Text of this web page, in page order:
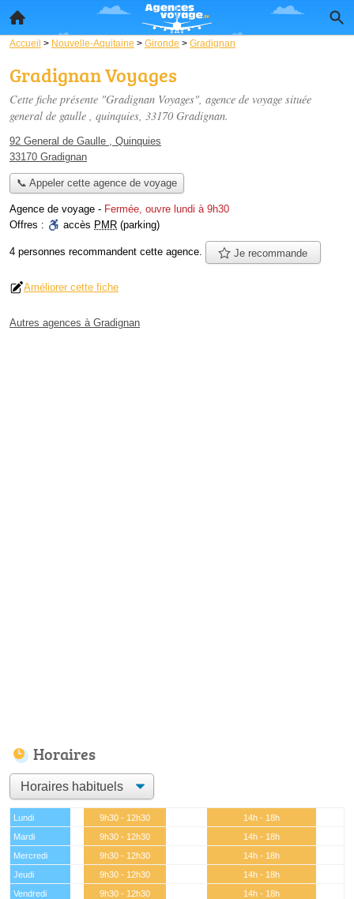
Accueil > Nouvelle-Aquitaine > Gironde > Gradignan
Gradignan Voyages
Cette fiche présente "Gradignan Voyages", agence de voyage située
general de gaulle , quinquies, 33170 Gradignan.
92 General de Gaulle , Quinquies
33170 Gradignan
📞 Appeler cette agence de voyage
Agence de voyage - Fermée, ouvre lundi à 9h30
Offres :
accès PMR (parking)
4 personnes recommandent cette agence. Je recommande
Améliorer cette fiche
Autres agences à Gradignan
Horaires
Lundi 9h30 - 12h30
14h - 18h
Mardi
9h30 - 12h30
14h - 18h
Mercredi
9h30 - 12h30
14h - 18h
Jeudi
9h30 - 12h30
14h - 18h
Vendredi
9h30 - 12h30
14h - 18h